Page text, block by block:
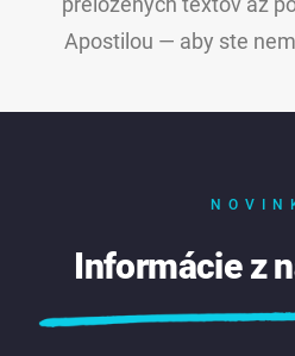
Apostilou — aby ste
Informácie z